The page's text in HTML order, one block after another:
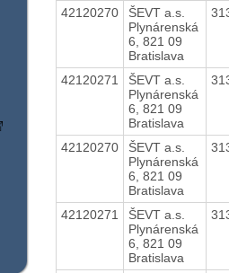
42120270
ŠEVT a.s.
Plynárenská
6, 821 09
Bratislava
42120271
ŠEVT a.s.
Plynárenská
6, 821 09
Bratislava
42120270
ŠEVT a.s.
Plynárenská
6, 821 09
Bratislava
42120271
ŠEVT a.s.
Plynárenská
6, 821 09
Bratislava